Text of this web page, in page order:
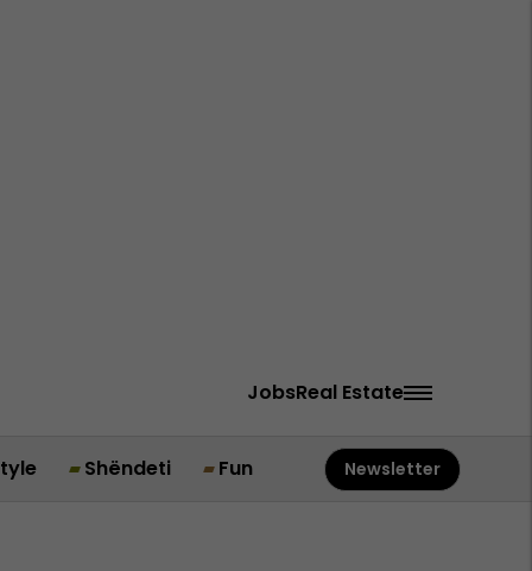
JobsReal Estate
Shëndeti Fun Newsletter